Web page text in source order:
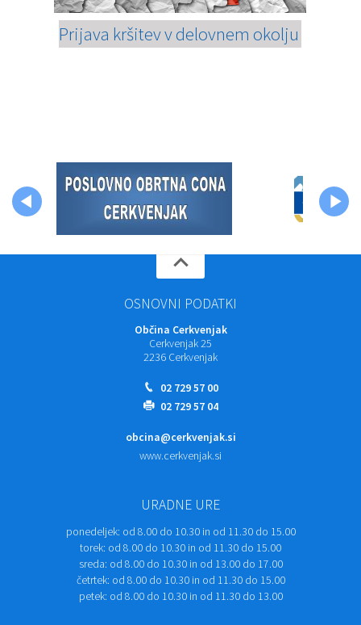
Prijava kršitev v delovnem okolju
OSNOVNI PODATKI
Občina Cerkvenjak
Cerkvenjak 25
2236 Cerkvenjak
02 729 57 00
02 729 57 04
obcina@cerkvenjak.si
www.cerkvenjak.si
URADNE URE
ponedeljek: od 8.00 do 10.30 in od 11.30 do 15.00
torek: od 8.00 do 10.30 in od 11.30 do 15.00
sreda: od 8.00 do 10.30 in od 13.00 do 17.00
četrtek: od 8.00 do 10.30 in od 11.30 do 15.00
petek: od 8.00 do 10.30 in od 11.30 do 13.00